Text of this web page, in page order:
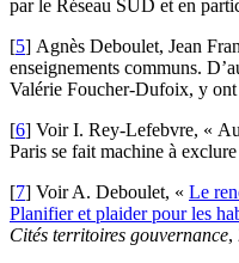
par le Réseau SUD et en
[5] Agnès Deboulet, Jean
enseignements communs.
Valérie Foucher-Dufoix, y ont
[6] Voir I. Rey-Lefebvre, «
Paris se fait machine à
[7] Voir A. Deboulet, « Le
Planifier et plaider pour les
Cités territoires gouvernance,